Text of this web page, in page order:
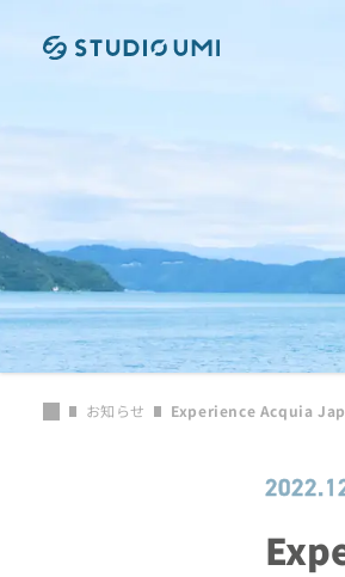
お知らせ Experience Acquia